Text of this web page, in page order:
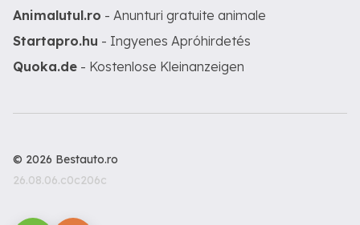
Animalutul.ro - Anunturi gratuite animale
Startapro.hu - Ingyenes Apróhirdetés
Quoka.de - Kostenlose Kleinanzeigen
© 2026 Bestauto.ro
26.08.06.c0c206c